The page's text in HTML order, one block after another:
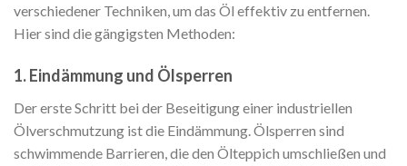
verschiedener Techniken, um das Öl effektiv zu entfernen.
Hier sind die gängigsten Methoden:
1. Eindämmung und Ölsperren
Der erste Schritt bei der Beseitigung einer industriellen
Ölverschmutzung ist die Eindämmung. Ölsperren sind
schwimmende Barrieren, die den Ölteppich umschließen und